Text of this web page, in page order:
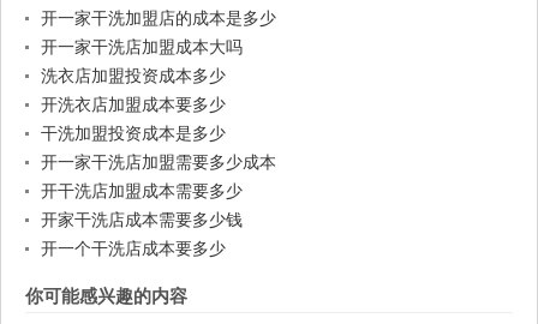
开一家干洗加盟店的成本是多少
开一家干洗店加盟成本大吗
洗衣店加盟投资成本多少
开洗衣店加盟成本要多少
干洗加盟投资成本是多少
开一家干洗店加盟需要多少成本
开干洗店加盟成本需要多少
开家干洗店成本需要多少钱
开一个干洗店成本要多少
你可能感兴趣的内容